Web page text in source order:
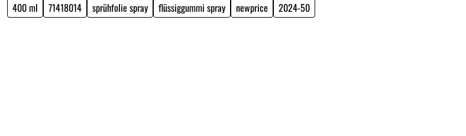
400 ml
71418014 sprühfolie spray flüssiggummi spray newprice 2024-50